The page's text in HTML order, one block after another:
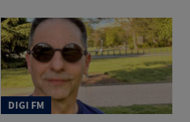
DIGI FM